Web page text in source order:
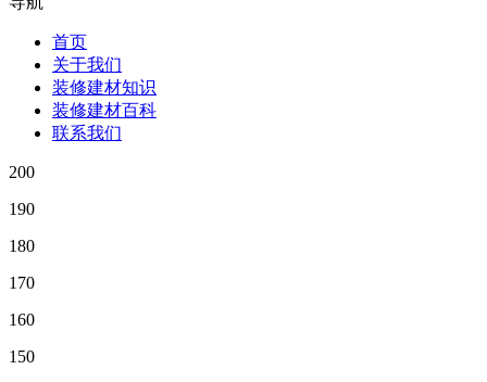
首页
关于我们
装修建材知识
装修建材百科
联系我们
200
190
180
170
160
150